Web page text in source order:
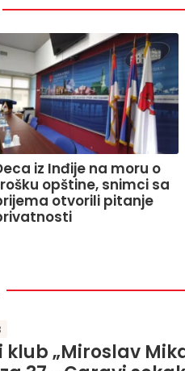
iz Inđije na moru o
opštine, snimci sa
otvorili pitanje
klub „Miroslav